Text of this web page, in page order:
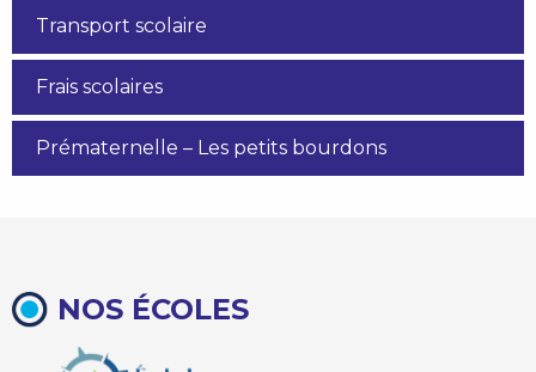
Transport scolaire
Frais scolaires
Prématernelle – Les petits bourdons
NOS ÉCOLES